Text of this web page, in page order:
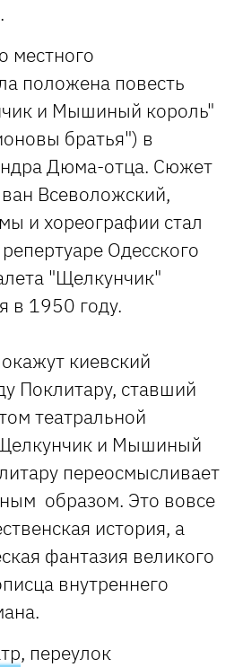
местного
положена повесть
и Мышиный король"
братья") в
Дюма-отца. Сюжет
Всеволожский,
и хореографии стал
Одесского
"Щелкунчик"
в 1950 году.
киевский
Поклитару, ставший
театральной
и Мышиный
переосмысливает
образом. Это вовсе
история, а
фантазия великого
внутреннего
, переулок